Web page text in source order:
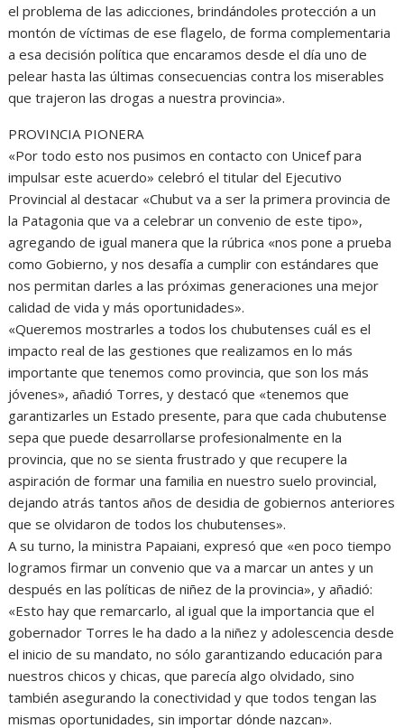
el problema de las adicciones, brindándoles protección a un
montón de víctimas de ese flagelo, de forma complementaria
a esa decisión política que encaramos desde el día uno de
pelear hasta las últimas consecuencias contra los miserables
que trajeron las drogas a nuestra provincia».
PROVINCIA PIONERA
«Por todo esto nos pusimos en contacto con Unicef para
impulsar este acuerdo» celebró el titular del Ejecutivo
Provincial al destacar «Chubut va a ser la primera provincia de
la Patagonia que va a celebrar un convenio de este tipo»,
agregando de igual manera que la rúbrica «nos pone a prueba
como Gobierno, y nos desafía a cumplir con estándares que
nos permitan darles a las próximas generaciones una mejor
calidad de vida y más oportunidades».
«Queremos mostrarles a todos los chubutenses cuál es el
impacto real de las gestiones que realizamos en lo más
importante que tenemos como provincia, que son los más
jóvenes», añadió Torres, y destacó que «tenemos que
garantizarles un Estado presente, para que cada chubutense
sepa que puede desarrollarse profesionalmente en la
provincia, que no se sienta frustrado y que recupere la
aspiración de formar una familia en nuestro suelo provincial,
dejando atrás tantos años de desidia de gobiernos anteriores
que se olvidaron de todos los chubutenses».
A su turno, la ministra Papaiani, expresó que «en poco tiempo
logramos firmar un convenio que va a marcar un antes y un
después en las políticas de niñez de la provincia», y añadió:
«Esto hay que remarcarlo, al igual que la importancia que el
gobernador Torres le ha dado a la niñez y adolescencia desde
el inicio de su mandato, no sólo garantizando educación para
nuestros chicos y chicas, que parecía algo olvidado, sino
también asegurando la conectividad y que todos tengan las
mismas oportunidades, sin importar dónde nazcan».